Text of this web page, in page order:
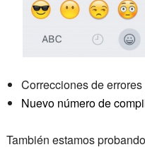
Correcciones de
Nuevo número de
También estamos